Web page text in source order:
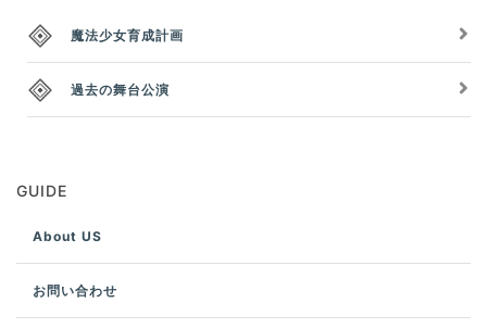
魔法少女育成計画
過去の舞台公演
GUIDE
About US
お問い合わせ